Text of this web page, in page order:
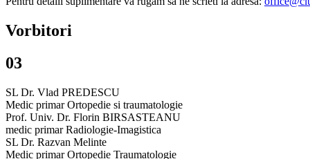
Vorbitori
03
SL Dr. Vlad PREDESCU
Medic primar Ortopedie si traumatologie
Prof. Univ. Dr. Florin BIRSASTEANU
medic primar Radiologie-Imagistica
SL Dr. Razvan Melinte
Medic primar Ortopedie Traumatologie